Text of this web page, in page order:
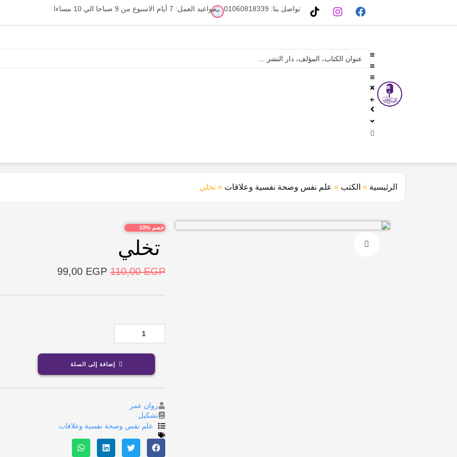
تواصل بنا: 01060818339 مواعيد العمل: 7 أيام الاسبوع من 9 صباحا الي 10 مساءا
الرئيسية » الكتب » علم نفس وصحة نفسية وعلاقات » تخلي
خصم %10
تخلي
110,00EGP
99,00 EGP
إضافة إلى السلة
روان عمر
تشكيل
علم نفس وصحة نفسية وعلاقات